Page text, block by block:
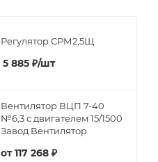
Регулятор СРМ2,5Щ
5 885 ₽/шт
Вентилятор ВЦП 7-40
№6,3 с двигателем 15/1500
Завод Вентилятор
от117 268 ₽